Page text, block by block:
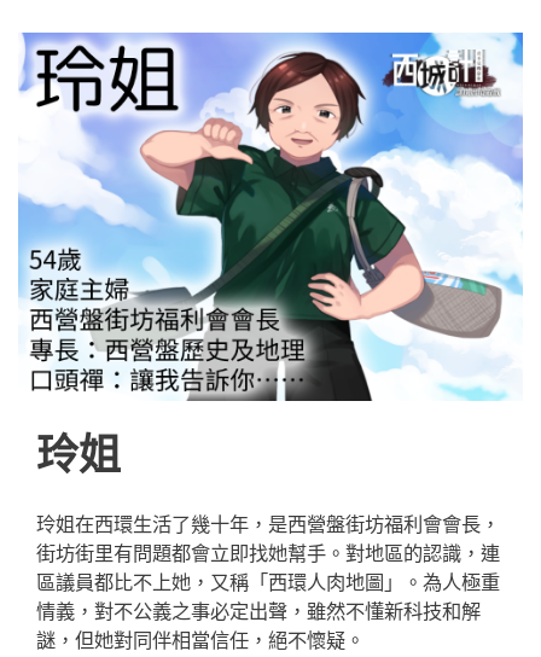
玲姐
玲姐在西環生活了幾十年，是西營盤街坊福利會會長，
街坊街里有問題都會立即找她幫手。對地區的認識，連
區議員都比不上她，又稱「西環人肉地圖」。為人極重
情義，對不公義之事必定出聲，雖然不懂新科技和解
謎，但她對同伴相當信任，絕不懷疑。